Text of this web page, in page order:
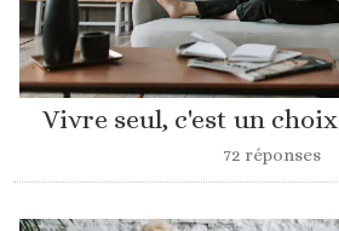
Vivre seul, c'est un
72 réponses